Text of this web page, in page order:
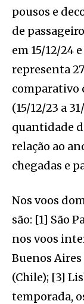
pousos e
de
em 15/12/24
representa
comparativo
(15/12/23 a
quantidade
relação ao
chegadas e
Nos voos
são: [1] São
nos voos
Buenos
(Chile); [3]
temporada,